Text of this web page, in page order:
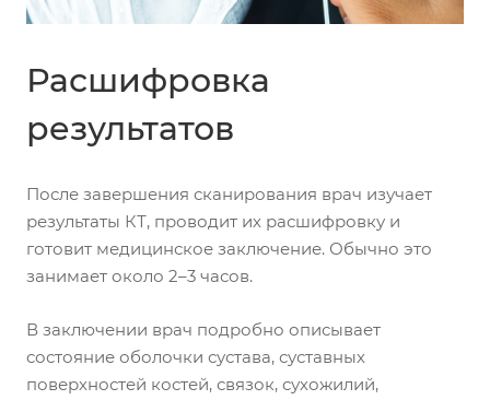
Расшифровка
результатов
После завершения сканирования врач изучает
результаты КТ, проводит их расшифровку и
готовит медицинское заключение. Обычно это
занимает около 2–3 часов.
В заключении врач подробно описывает
состояние оболочки сустава, суставных
поверхностей костей, связок, сухожилий,